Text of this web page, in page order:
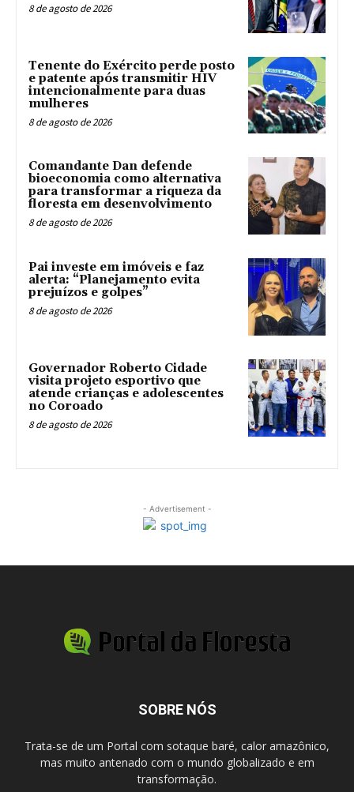
8 de agosto de 2026
Tenente do Exército perde posto
e patente após transmitir HIV
intencionalmente para duas
mulheres
8 de agosto de 2026
Comandante Dan defende
bioeconomia como alternativa
para transformar a riqueza da
floresta em desenvolvimento
8 de agosto de 2026
Pai investe em imóveis e faz
alerta: “Planejamento evita
prejuízos e golpes”
8 de agosto de 2026
Governador Roberto Cidade
visita projeto esportivo que
atende crianças e adolescentes
no Coroado
8 de agosto de 2026
- Advertisement -
SOBRE NÓS
Trata-se de um Portal com sotaque baré, calor amazônico,
mas muito antenado com o mundo globalizado e em
transformação.